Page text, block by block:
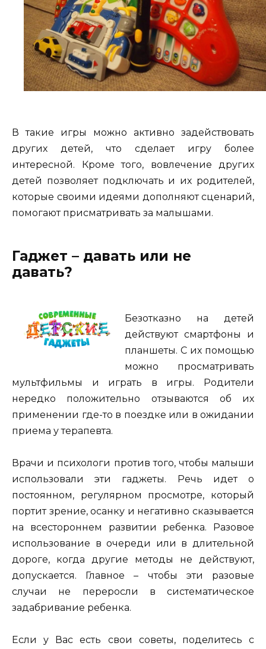
В такие игры можно активно задействовать
других детей, что сделает игру более
интересной. Кроме того, вовлечение других
детей позволяет подключать и их родителей,
которые своими идеями дополняют сценарий,
помогают присматривать за малышами.
Гаджет – давать или не
давать?
Безотказно на детей
действуют смартфоны и
планшеты. С их помощью
можно просматривать
мультфильмы и играть в игры. Родители
нередко положительно отзываются об их
применении где-то в поездке или в ожидании
приема у терапевта.
Врачи и психологи против того, чтобы малыши
использовали эти гаджеты. Речь идет о
постоянном, регулярном просмотре, который
портит зрение, осанку и негативно сказывается
на всестороннем развитии ребенка. Разовое
использование в очереди или в длительной
дороге, когда другие методы не действуют,
допускается. Главное – чтобы эти разовые
случаи не переросли в систематическое
задабривание ребенка.
Если у Вас есть свои советы, поделитесь с